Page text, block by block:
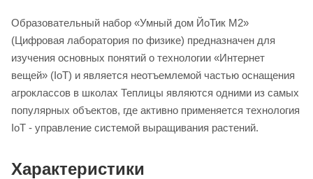
Образовательный набор «Умный дом ЙоТик М2»
(Цифровая лаборатория по физике) предназначен для
изучения основных понятий о технологии «Интернет
вещей» (IoT) и является неотъемлемой частью оснащения
агроклассов в школах Теплицы являются одними из самых
популярных объектов, где активно применяется технология
IoT - управление системой выращивания растений.
Характеристики